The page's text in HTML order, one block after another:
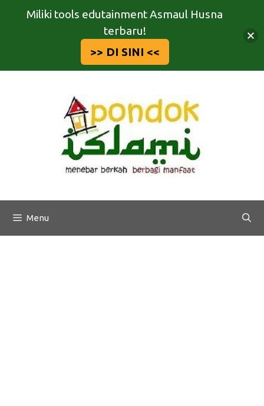
Menu
Miliki tools edutainment Asmaul Husna
terbaru!
>> DI SINI <<